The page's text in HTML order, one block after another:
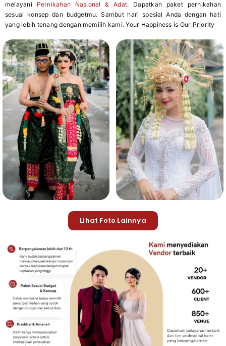
melayani Pernikahan Nasional & Adat. Dapatkan paket pernikahan
sesuai konsep dan budgetmu. Sambut hari spesial Anda dengan hati
yang lebih tenang dengan memilih kami. Your Happiness is Our Priority
Lihat Foto Lainnya